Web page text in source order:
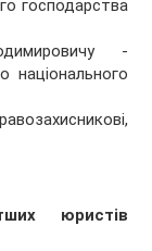
господарства
-
національного
юристів